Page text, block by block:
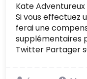
Kate
Si vous effectuez
ferai une
supplémentaires
Twitter Partager